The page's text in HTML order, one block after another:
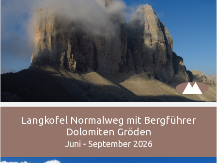
Langkofel Normalweg mit Bergführer
Dolomiten Gröden
Juni - September 2026